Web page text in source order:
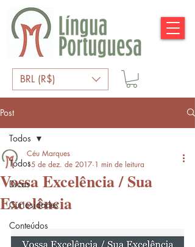
BRL (R$)
Post
Todos
Dicas
Curiosidades
Conteúdos
Todos
Vossa Excelência / Sua
Excelência
Céu Marques
15 de dez. de 2017 1 min de leitura